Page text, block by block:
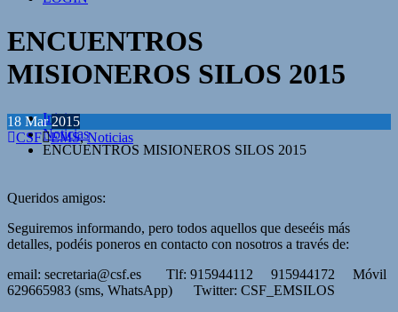
ENCUENTROS
MISIONEROS SILOS 2015
Inicio
Noticias
ENCUENTROS MISIONEROS SILOS 2015
18 Mar2015
CSF EMS,Noticias
Queridos amigos:
Seguiremos informando, pero todos aquellos que deseéis más
detalles, podéis poneros en contacto con nosotros a través de:
email: secretaria@csf.es Tlf: 915944112 915944172 Móvil
629665983 (sms, WhatsApp) Twitter: CSF_EMSILOS